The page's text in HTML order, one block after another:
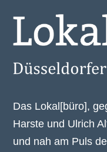
Das Lokal[büro],
Harste und Ulrich
und nah am Puls